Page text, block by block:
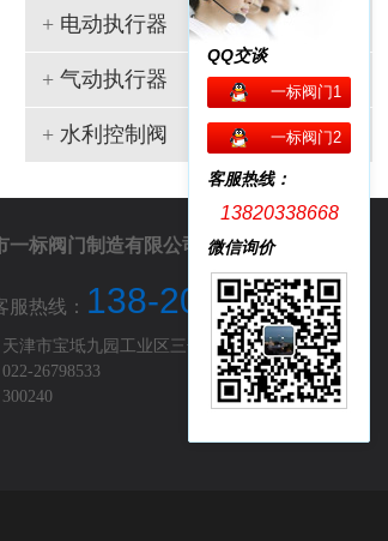
+ 电动执行器
+气动执行器
+水利控制阀
一标阀门制造有限公司
服热线： 138-2033-8668
津市宝坻九园工业区三号路
26798533
QQ交谈
一标阀门1
一标阀门2
客服热线：
13820338668
微信询价